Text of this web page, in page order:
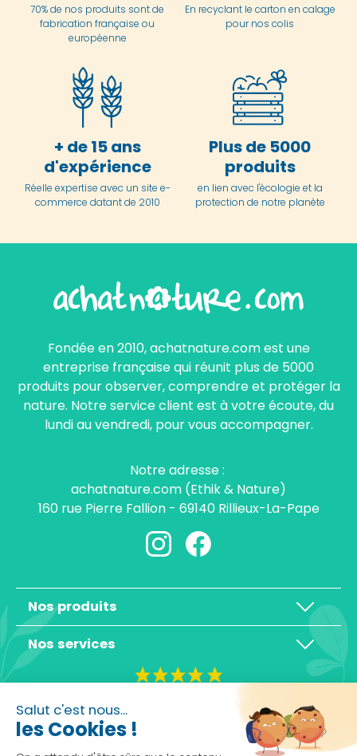
Salut c'est nous...
les Cookies !
70% de nos produits sont de
fabrication française ou
européenne
En recyclant le carton en calage
pour nos colis
+ de 15 ans
d'expérience
Réelle expertise avec un site e-
commerce datant de 2010
Plus de 5000
produits
en lien avec l'écologie et la
protection de notre planète
Fondée en 2010, achatnature.com est une
entreprise française qui réunit plus de 5000
produits pour observer, comprendre et protéger la
nature. Notre service client est à votre écoute, du
lundi au vendredi, pour vous accompagner.
Notre adresse :
achatnature.com (Ethik & Nature)
160 rue Pierre Fallion - 69140 Rillieux-La-Pape
Nos produits
Nos services